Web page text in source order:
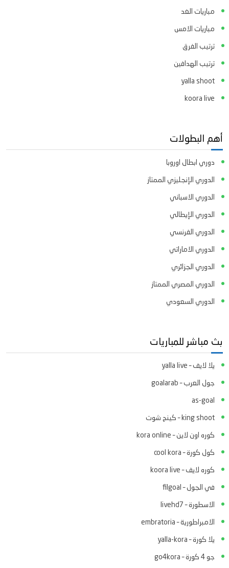
مباريات الغد
مباريات الامس
ترتيب الفرق
ترتيب الهدافين
yalla shoot
koora live
أهم البطولات
دوري ابطال اوروبا
الدوري الإنجليزي الممتاز
الدوري الاسباني
الدوري الإيطالي
الدوري الفرنسي
الدوري الاماراتي
الدوري الجزائري
الدوري المصري الممتاز
الدوري السعودي
بث مباشر للمباريات
يلا لايف – yalla live
جول العرب – goalarab
as-goal
king shoot – كينج شوت
كوره اون لاين – kora online
كول كورة – cool kora
كوره لايف – koora live
في الجول – filgoal
الاسطورة – livehd7
الامبراطورية – embratoria
يلا كورة – yalla-kora
جو 4 كورة – go4kora